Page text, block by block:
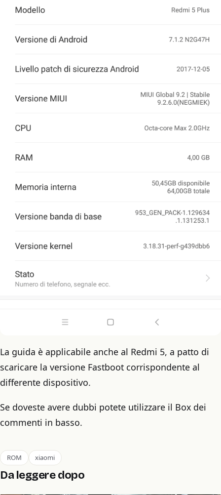
La guida è applicabile anche al Redmi 5, a patto di
scaricare la versione Fastboot corrispondente al
differente dispositivo.
Se doveste avere dubbi potete utilizzare il Box dei
commenti in basso.
ROM xiaomi
Da leggere dopo